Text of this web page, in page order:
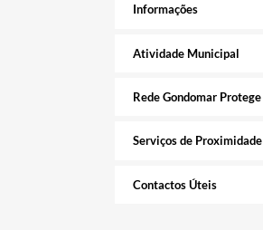
Informações
Atividade Municipal
Rede Gondomar Protege
Serviços de Proximidade
Contactos Úteis